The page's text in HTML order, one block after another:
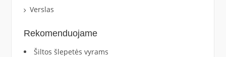
Verslas
Rekomenduojame
Šiltos šlepetės vyrams